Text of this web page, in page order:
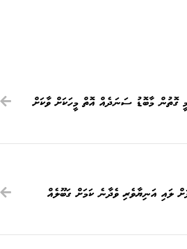
މާބޮޑު ސަނަދެއް އޮތް މީހަކަށް ވާކަށް
ލައި އަނިޔާވެރި ވެދާނެ ކަމަށް ގަބޫލެއް